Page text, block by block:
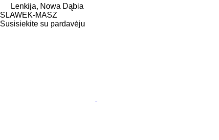
Lenkija, Nowa Dąbia
SLAWEK-MASZ
Susisiekite su pardavėju